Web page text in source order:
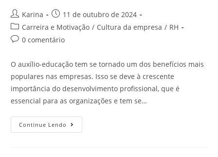
Karina
11 de outubro de 2024
Carreira e Motivação / Cultura da empresa / RH
0 comentário
O auxílio-educação tem se tornado um dos benefícios mais
populares nas empresas. Isso se deve à crescente
importância do desenvolvimento profissional, que é
essencial para as organizações e tem se…
Continue Lendo